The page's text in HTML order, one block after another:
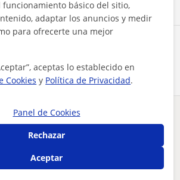
profesor
en este perfil?Cuéntanos
para alumnos de eso
básico del sitio,
adaptar los anuncios y medir
para ofrecerte una mejor
aceptas lo establecido en
Cookies y Política de Privacidad.
Panel de Cookies
Rechazar
Aceptar